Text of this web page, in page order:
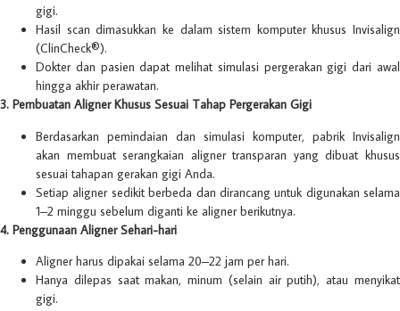
gigi.
Hasil scan dimasukkan ke dalam sistem komputer khusus Invisalign
(ClinCheck®).
Dokter dan pasien dapat melihat simulasi pergerakan gigi dari awal
hingga akhir perawatan.
3. Pembuatan Aligner Khusus Sesuai Tahap Pergerakan Gigi
Berdasarkan pemindaian dan simulasi komputer, pabrik Invisalign
akan membuat serangkaian aligner transparan yang dibuat khusus
sesuai tahapan gerakan gigi Anda.
Setiap aligner sedikit berbeda dan dirancang untuk digunakan selama
1–2 minggu sebelum diganti ke aligner berikutnya.
4. Penggunaan Aligner Sehari-hari
Aligner harus dipakai selama 20–22 jam per hari.
Hanya dilepas saat makan, minum (selain air putih), atau menyikat
gigi.